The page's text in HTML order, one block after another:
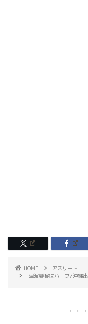
HOME
アスリート
津波響樹はハーフ?沖縄